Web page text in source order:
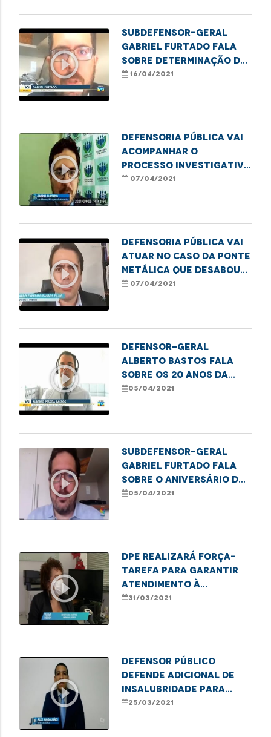
play_circle_outline
Subdefensor-geral
Gabriel Furtado fala
sobre determinação da
ANS sobre teste de
16/04/2021
play_circle_outline
Defensoria Pública vai
acompanhar o
processo investigativo
sobre queda da ponte
07/04/2021
play_circle_outline
Defensoria Pública vai
atuar no caso da ponte
metálica que desabou
na cidade de Bacabal
07/04/2021
play_circle_outline
Defensor-geral
Alberto Bastos fala
sobre os 20 anos da
Defensoria Pública
05/04/2021
play_circle_outline
Subdefensor-geral
Gabriel Furtado fala
sobre o aniversário da
Defensoria Pública
05/04/2021
play_circle_outline
DPE realizará força-
tarefa para garantir
atendimento à
mulheres vítimas de
31/03/2021
play_circle_outline
Defensor Público
defende adicional de
insalubridade para
profissionais de saúde
25/03/2021